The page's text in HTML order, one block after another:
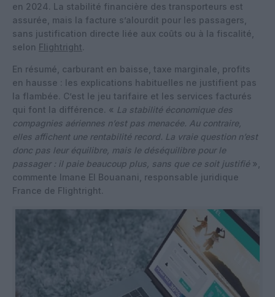
en 2024. La stabilité financière des transporteurs est
assurée, mais la facture s’alourdit pour les passagers,
sans justification directe liée aux coûts ou à la fiscalité,
selon Flightright.
En résumé, carburant en baisse, taxe marginale, profits
en hausse : les explications habituelles ne justifient pas
la flambée. C’est le jeu tarifaire et les services facturés
qui font la différence. « La stabilité économique des
compagnies aériennes n’est pas menacée. Au contraire,
elles affichent une rentabilité record. La vraie question n’est
donc pas leur équilibre, mais le déséquilibre pour le
passager : il paie beaucoup plus, sans que ce soit justifié »,
commente Imane El Bouanani, responsable juridique
France de Flightright.